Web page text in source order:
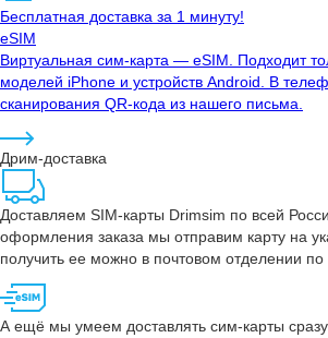
Бесплатная доставка за 1 минуту!
eSIM
Виртуальная сим-карта — eSIM. Подходит
моделей iPhone и устройств Android. В
сканирования QR-кода из нашего письма.
Дрим-доставка
Доставляем SIM-карты Drimsim по всей
оформления заказа мы отправим карту на
получить ее можно в почтовом отделении по
А ещё мы умеем доставлять сим-карты